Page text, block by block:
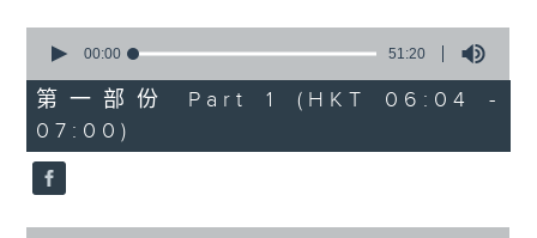
seconds
51
minutes,
20
seconds
00:00 51:20
第一部份 Part 1 (HKT 06:04 -
07:00)